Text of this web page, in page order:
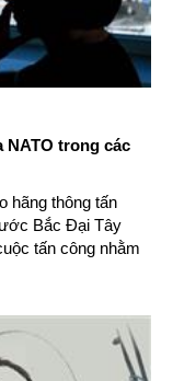
NATO trong các
hãng thông tấn
Bắc Đại Tây
tấn công nhằm